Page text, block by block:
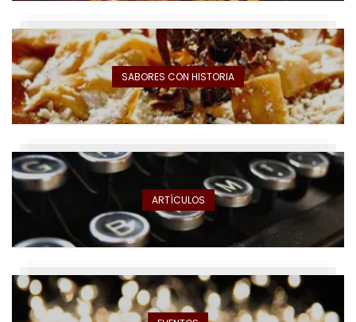
SABORES CON HISTORIA
ARTÍCULOS